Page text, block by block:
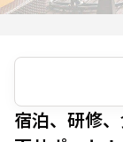
宿泊、研修